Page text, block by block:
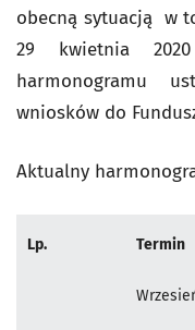
obecną sytuacją w
29 kwietnia
harmonogramu
wniosków do
Aktualny
Lp. Termin